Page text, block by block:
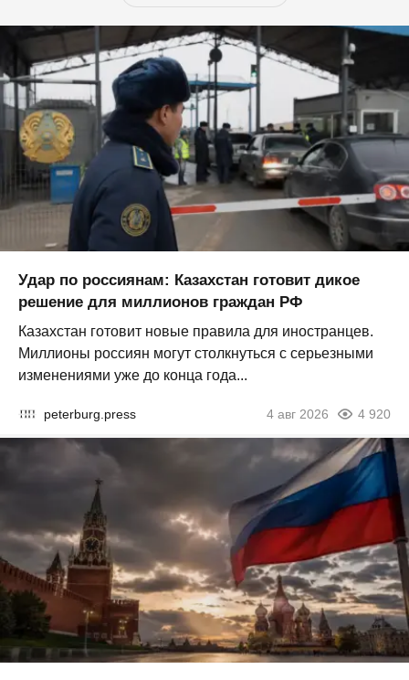
Удар по россиянам: Казахстан готовит дикое
решение для миллионов граждан РФ
Казахстан готовит новые правила для иностранцев.
Миллионы россиян могут столкнуться с серьезными
изменениями уже до конца года...
peterburg.press 4 авг 2026 4 920